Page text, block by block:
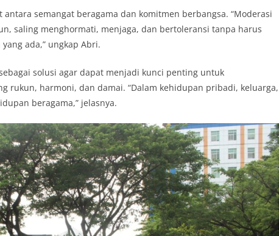
semangat beragama dan komitmen berbangsa. “Moderasi
saling menghormati, menjaga, dan bertoleransi tanpa harus
ada,” ungkap Abri.
solusi agar dapat menjadi kunci penting untuk
rukun, harmoni, dan damai. “Dalam kehidupan pribadi, keluarga,
beragama,” jelasnya.